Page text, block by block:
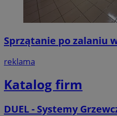
Sprzątanie po zalaniu
reklama
Katalog firm
DUEL - Systemy